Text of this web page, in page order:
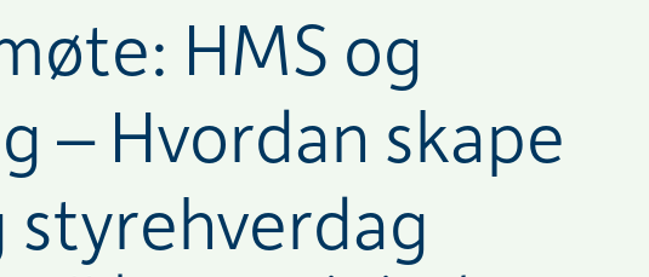
HMS og
– Hvordan skape
styrehverdag